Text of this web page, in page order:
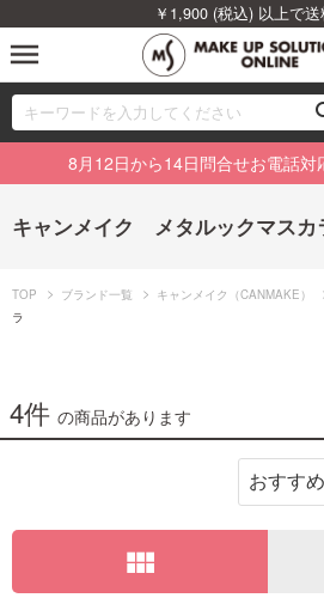
￥1,900 (税込) 以上で送
menu
00 ブランドから探す
カテゴリから探す
ビューティジャーナルから探す
ご利用ガイド
8月12日から14日問合せお電話対
キャンメイク メタルックマスカ
TOP ブランド一覧 キャンメイク（CANMAKE）
ラ
4件 の商品があります
view_module